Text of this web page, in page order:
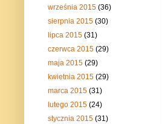
września 2015(36)
sierpnia 2015(30)
lipca 2015(31)
czerwca 2015(29)
maja 2015(29)
kwietnia 2015(29)
marca 2015(31)
lutego 2015(24)
stycznia 2015(31)